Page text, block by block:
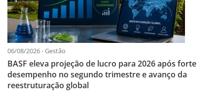
06/08/2026 - Gestão
BASF eleva projeção de lucro para 2026 após forte
desempenho no segundo trimestre e avanço da
reestruturação global